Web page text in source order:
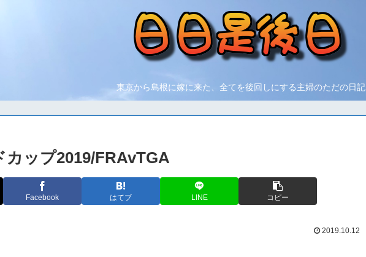
東京から島根に嫁に来た、全てを後回しにする主婦のただの日記
カップ2019/FRAvTGA
Facebook はてブ LINE コピー
2019.10.12